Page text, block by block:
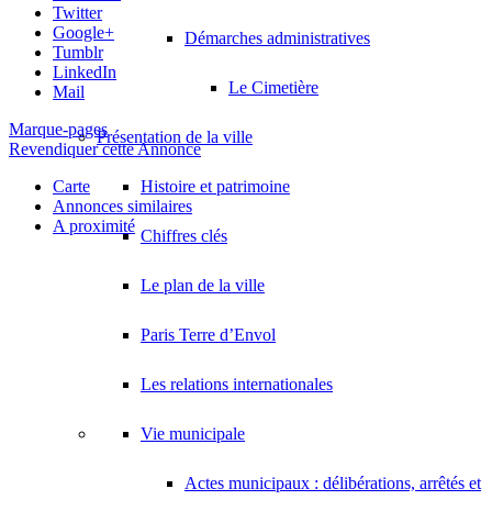
Démarches administratives
Le Cimetière
Présentation de la ville
Histoire et patrimoine
Chiffres clés
Le plan de la ville
Paris Terre d’Envol
Les relations internationales
Vie municipale
Actes municipaux : délibérations, arrêtés et
Twitter
Google+
Tumblr
LinkedIn
Mail
Marque-pages
Revendiquer cette Annonce
Carte
Annonces similaires
A proximité